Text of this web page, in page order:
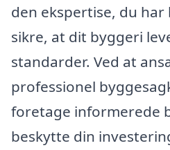
den ekspertise, du
sikre, at dit byggeri
standarder. Ved at
professionel
foretage informerede
beskytte din